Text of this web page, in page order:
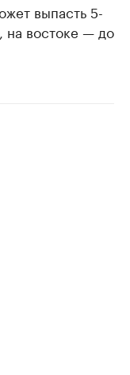
выпасть 5-
востоке — до